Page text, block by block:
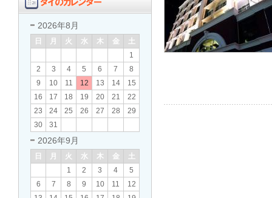
2026年8月
日 月 火 水 木 金
土
1
2
3 4 5 6 7
8
9
10 11 12 13 14
15
16
17 18 19 20 21
22
23
24 25 26 27 28
29
30
31
2026年9月
日 月 火 水 木 金
土
1
2 3 4
5
6
7 8 9 10 11
12